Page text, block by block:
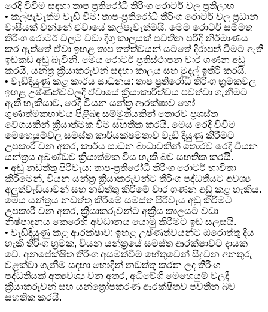
රෙදි විවීම සඳහා තාප ප්‍රතිරෝධී තිරිංග රොටර් වල ප්‍රතිලාභ
• කල්පැවැත්ම වැඩි වීම: තාප-ප්‍රතිරෝධී තිරිංග රොටර් වල ප්‍රධාන
වාසියක් වන්නේ ඒවායේ කල්පැවැත්මයි. මෙම රොටර් සම්මත
තිරිංග රොටර් වලට වඩා දිගු කාලයක් පවතින පරිදි නිර්මාණය
කර ඇත්තේ ඒවා ඉහළ තාප තත්ත්වයන් යටතේ දිරාපත් වීමට ඇති
ඉඩකඩ අඩු බැවිනි. මෙය රොටර් ප්‍රතිස්ථාපන වාර ගණන අඩු
කරයි, යන්ත්‍ර ක්‍රියාකරුවන් සඳහා කාලය සහ මුදල් ඉතිරි කරයි.
• වැඩිදියුණු කළ කාර්ය සාධනය: තාප ප්‍රතිරෝධී තිරිංග භ්‍රමකවල
ඉහළ උෂ්ණත්වවලදී ඒවායේ ක්‍රියාකාරිත්වය පවත්වා ගැනීමට
ඇති හැකියාව, රෙදි වියන යන්ත්‍ර ආරක්ෂාව හෝ
ගුණාත්මකභාවය පිළිබඳ සම්මුතියකින් තොරව ප්‍රශස්ත
වේගයකින් ක්‍රියාත්මක වීම සහතික කරයි. මෙය රෙදි විවීම
මෙහෙයුම්වල සමස්ත කාර්යක්ෂමතාව වැඩි දියුණු කිරීමට
උපකාරී වන අතර, කාර්ය සාධන බාධාවකින් තොරව රෙදි වියන
යන්ත්‍රය අඛණ්ඩව ක්‍රියාත්මක විය හැකි බව සහතික කරයි.
• අඩු නඩත්තු පිරිවැය: තාප-ප්‍රතිරෝධී තිරිංග රොටර් භාවිතා
කිරීමෙන්, වියන යන්ත්‍ර ක්‍රියාකරුවන්ට තිරිංග පද්ධතියට අවශ්‍ය
අලුත්වැඩියාවන් සහ නඩත්තු කිරීමේ වාර ගණන අඩු කළ හැකිය.
මෙය යන්ත්‍රය නඩත්තු කිරීමේ සමස්ත පිරිවැය අඩු කිරීමට
උපකාරී වන අතර, ක්‍රියාකරුවන්ට අක්‍රිය කාලයට වඩා
නිෂ්පාදනය කෙරෙහි අවධානය යොමු කිරීමට ඉඩ සලසයි.
• වැඩිදියුණු කළ ආරක්ෂාව: ඉහළ උෂ්ණත්වයන්ට ඔරොත්තු දිය
හැකි තිරිංග භ්‍රමක, වියන යන්ත්‍රයේ සමස්ත ආරක්ෂාවට දායක
වේ. අනපේක්ෂිත තිරිංග අසමත්වීම් හේතුවෙන් සිදුවන අනතුරු
වළක්වා ගැනීම සඳහා හොඳින් නඩත්තු කරන ලද තිරිංග
පද්ධතියක් අත්‍යවශ්‍ය වන අතර, අධිවේගී මෙහෙයුම් වලදී
ක්‍රියාකරුවන් සහ යන්ත්‍රෝපකරණ ආරක්ෂිතව පවතින බව
සහතික කරයි.